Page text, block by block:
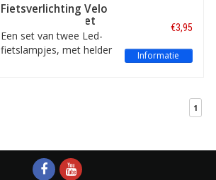
oplaadbaar en geeft een
helder rood licht.
Verschillende
lichtstanden mogelijk.
Fietsverlichting Velo
Led Bike Light Set
Een set van twee Led-
fietslampjes, met helder
€3,95
Informatie
1